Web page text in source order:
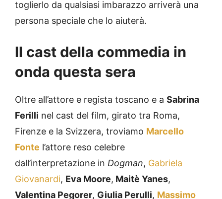
toglierlo da qualsiasi imbarazzo arriverà una
persona speciale che lo aiuterà.
Il cast della commedia in
onda questa sera
Oltre all’attore e regista toscano e a Sabrina
Ferilli nel cast del film, girato tra Roma,
Firenze e la Svizzera, troviamo Marcello
Fonte l’attore reso celebre
dall’interpretazione in Dogman, Gabriela
Giovanardi, Eva Moore, Maitè Yanes,
Valentina Pegorer, Giulia Perulli, Massimo